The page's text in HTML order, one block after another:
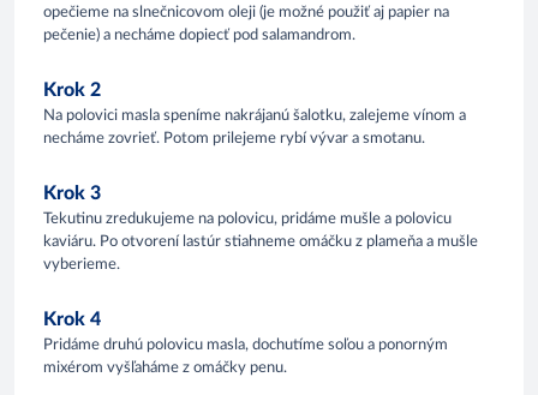
opečieme na slnečnicovom oleji (je možné použiť aj papier na
pečenie) a necháme dopiecť pod salamandrom.
Krok 2
Na polovici masla speníme nakrájanú šalotku, zalejeme vínom a
necháme zovrieť. Potom prilejeme rybí vývar a smotanu.
Krok 3
Tekutinu zredukujeme na polovicu, pridáme mušle a polovicu
kaviáru. Po otvorení lastúr stiahneme omáčku z plameňa a mušle
vyberieme.
Krok 4
Pridáme druhú polovicu masla, dochutíme soľou a ponorným
mixérom vyšľaháme z omáčky penu.